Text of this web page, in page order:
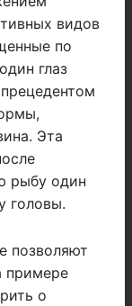
видов
по
глаз
Эта
рыбу один
головы.
позволяют
примере
о